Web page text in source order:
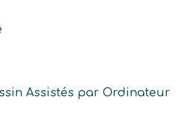
Assistés par Ordinateur